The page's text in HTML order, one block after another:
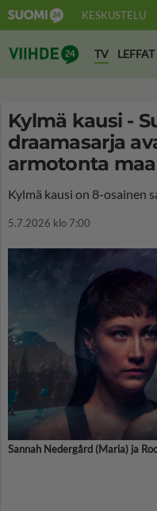
KESKUSTELU
Suomi24 Viihde
TV LEFFAT
Kylmä kausi -
draamasarja
armotonta
Kylmä kausi on 8-osainen
5.7.2026 klo 7:00
Sannah Nedergård (Maria) ja